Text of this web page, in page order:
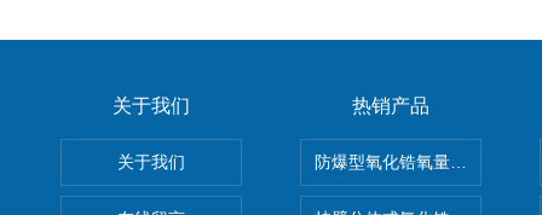
关于我们
关于我们
热销产品
防爆型氧化锆氧量分析仪